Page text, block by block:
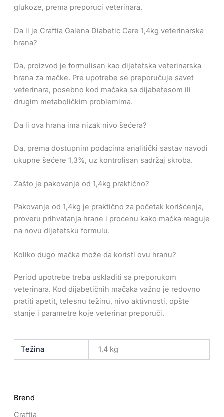
glukoze, prema preporuci veterinara.
Da li je Craftia Galena Diabetic Care 1,4kg veterinarska
hrana?
Da, proizvod je formulisan kao dijetetska veterinarska
hrana za mačke. Pre upotrebe se preporučuje savet
veterinara, posebno kod mačaka sa dijabetesom ili
drugim metaboličkim problemima.
Da li ova hrana ima nizak nivo šećera?
Da, prema dostupnim podacima analitički sastav navodi
ukupne šećere 1,3%, uz kontrolisan sadržaj skroba.
Zašto je pakovanje od 1,4kg praktično?
Pakovanje od 1,4kg je praktično za početak korišćenja,
proveru prihvatanja hrane i procenu kako mačka reaguje
na novu dijetetsku formulu.
Koliko dugo mačka može da koristi ovu hranu?
Period upotrebe treba uskladiti sa preporukom
veterinara. Kod dijabetičnih mačaka važno je redovno
pratiti apetit, telesnu težinu, nivo aktivnosti, opšte
stanje i parametre koje veterinar preporuči.
Težina 1,4 kg
Brend
Craftia